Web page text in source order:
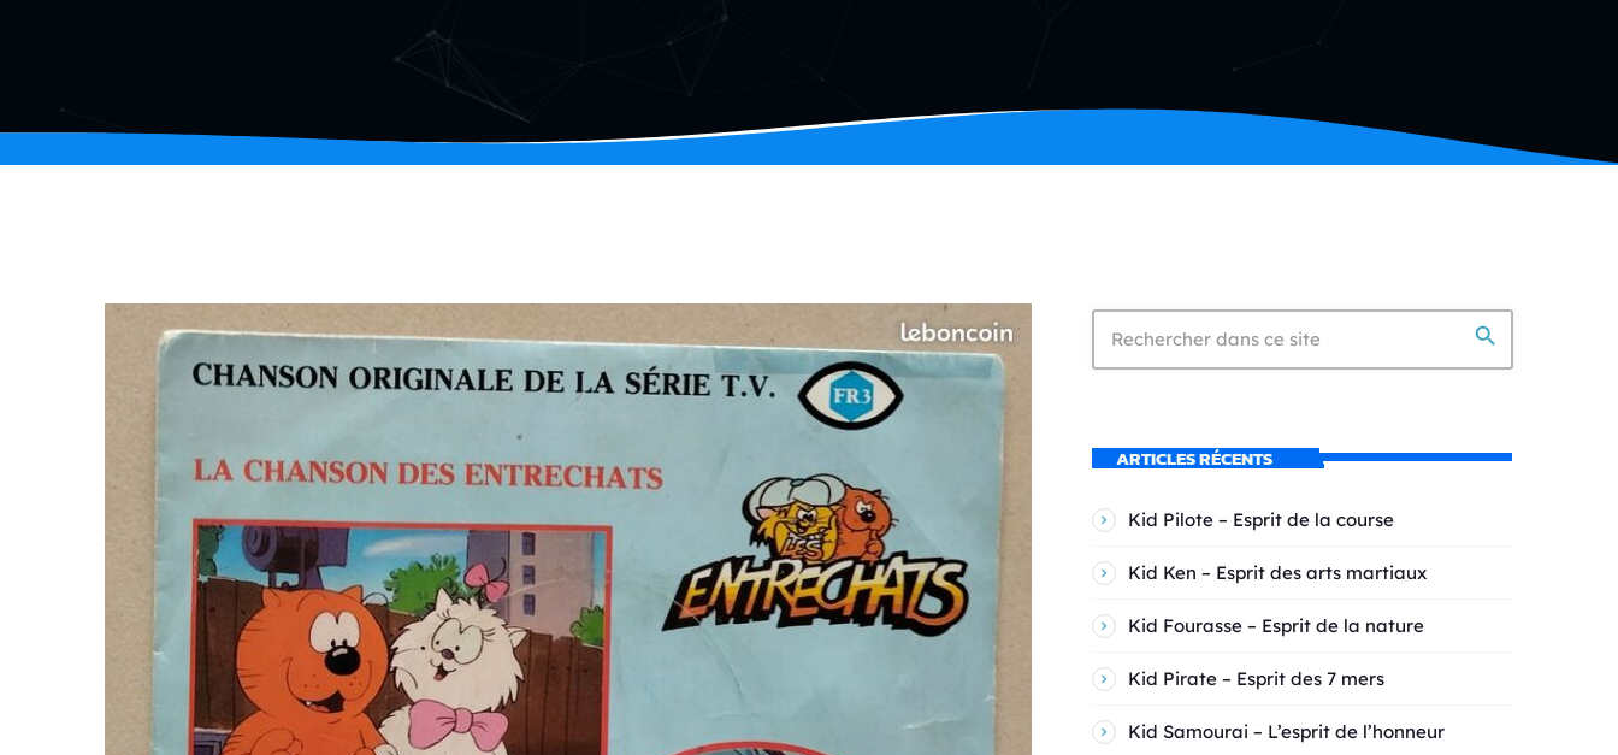
search
ARTICLES RÉCENTS
Kid Pilote – Esprit de la course
Kid Ken – Esprit des arts martiaux
Kid Fourasse – Esprit de la nature
Kid Pirate – Esprit des 7 mers
Kid Samourai – L’esprit de l’honneur